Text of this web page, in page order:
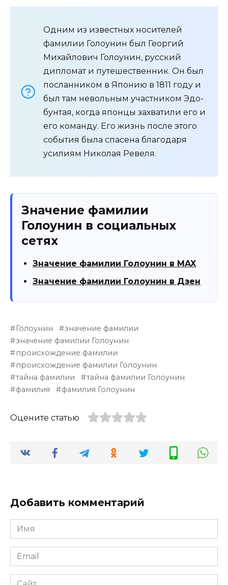
Одним из известных носителей
фамилии Голоунин был Георгий
Михайлович Голоунин, русский
дипломат и путешественник. Он был
посланником в Японию в 1811 году и
был там невольным участником Эдо-
бунтая, когда японцы захватили его и
его команду. Его жизнь после этого
события была спасена благодаря
усилиям Николая Ревеля.
Значение фамилии
Голоунин в социальных
сетях
Значение фамилии Голоунин в MAX
Значение фамилии Голоунин в Дзен
Голоунин
значение фамилии
значение фамилии Голоунин
происхождение фамилии
происхождение фамилии Голоунин
тайна фамилии
тайна фамилии Голоунин
фамилия
фамилия Голоунин
Оцените статью
Добавить комментарий
Имя
*
Email
*
Сайт